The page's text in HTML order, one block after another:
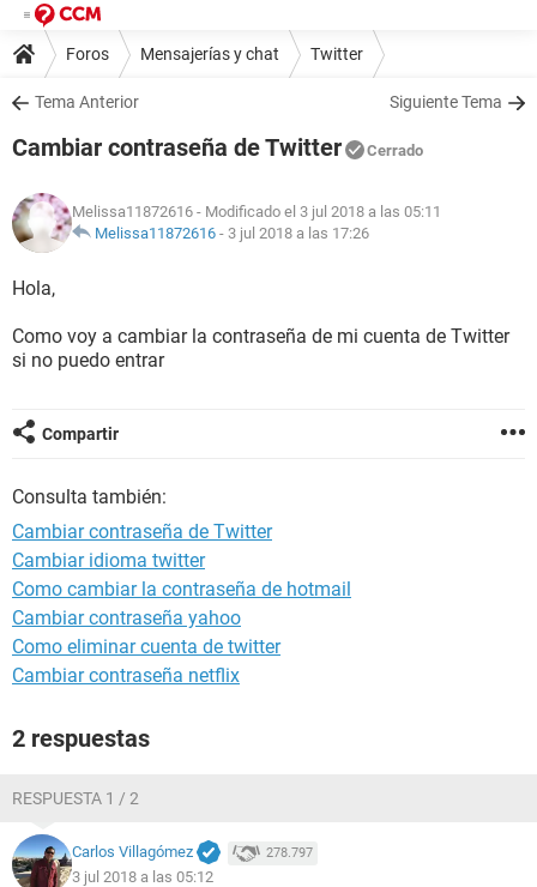
Foros Mensajerías y chat Twitter
Tema Anterior Siguiente Tema
Cambiar contraseña de Twitter Cerrado
Melissa11872616 - Modificado el 3 jul 2018 a las 05:11
Melissa11872616 - 3 jul 2018 a las 17:26
Hola,
Como voy a cambiar la contraseña de mi cuenta de Twitter
si no puedo entrar
Compartir
Consulta también:
Cambiar contraseña de Twitter
Cambiar idioma twitter
Como cambiar la contraseña de hotmail
Cambiar contraseña yahoo
Como eliminar cuenta de twitter
Cambiar contraseña netflix
2 respuestas
RESPUESTA 1 / 2
Carlos Villagómez 278.797
3 jul 2018 a las 05:12